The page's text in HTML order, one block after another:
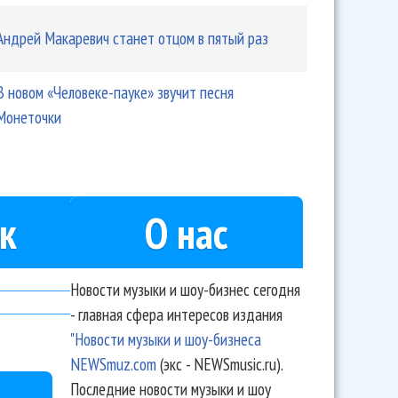
Макаревич станет отцом в пятый раз
новом «Человеке-пауке» звучит песня
О нас
Новости музыки и шоу-бизнес сегодня
- главная сфера интересов издания
"Новости музыки и шоу-бизнеса
NEWSmuz.com(экс - NEWSmusic.ru).
Последние новости музыки и шоу